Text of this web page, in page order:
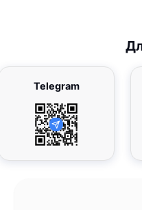
Telegram